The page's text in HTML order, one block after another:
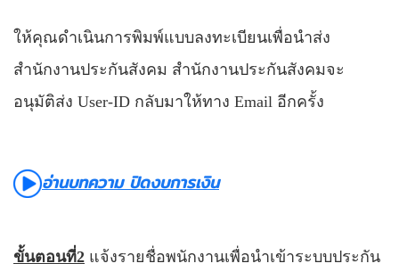
ให้คุณดำเนินการพิมพ์แบบลงทะเบียนเพื่อนำส่ง
สำนักงานประกันสังคม สำนักงานประกันสังคมจะ
อนุมัติส่ง User-ID กลับมาให้ทาง Email อีกครั้ง
อ่านบทความ ปิดงบการเงิน
ขั้นตอนที่2 แจ้งรายชื่อพนักงานเพื่อนำเข้าระบบประกัน